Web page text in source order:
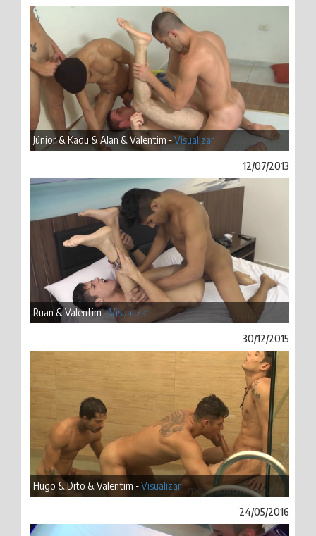
Júnior & Kadu & Alan & Valentim -Visualizar
12/07/2013
Ruan & Valentim -Visualizar
30/12/2015
Hugo & Dito & Valentim -Visualizar
24/05/2016